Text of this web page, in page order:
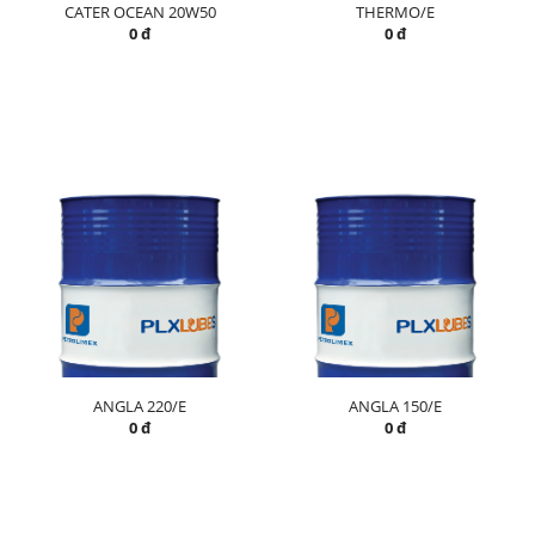
CATER OCEAN 20W50
0 đ
THERMO/E
0 đ
ANGLA 220/E
0 đ
ANGLA 150/E
0 đ